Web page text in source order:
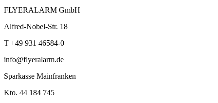
FLYERALARM GmbH
Alfred-Nobel-Str. 18
T +49 931 46584-0
info@flyeralarm.de
Sparkasse Mainfranken
Kto. 44 184 745